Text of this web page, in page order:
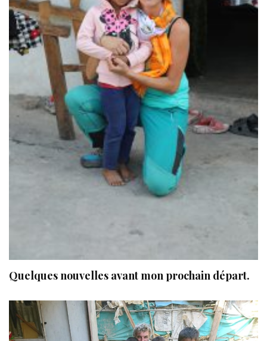
Quelques nouvelles avant mon prochain départ.